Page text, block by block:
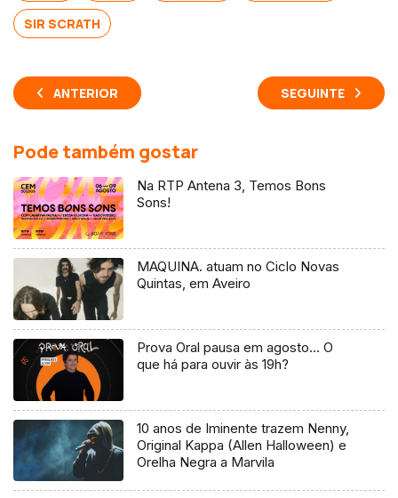
SIR SCRATH
ANTERIOR SEGUINTE
Pode também gostar
Na RTP Antena 3, Temos Bons
Sons!
MAQUINA. atuam no Ciclo Novas
Quintas, em Aveiro
Prova Oral pausa em agosto… O
que há para ouvir às 19h?
10 anos de Iminente trazem Nenny,
Original Kappa (Allen Halloween) e
Orelha Negra a Marvila